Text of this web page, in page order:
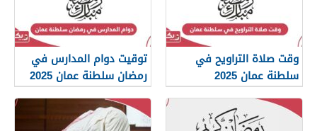
وقت صلاة التراويح في
سلطنة عمان 2025
توقيت دوام المدارس في
رمضان سلطنة عمان 2025